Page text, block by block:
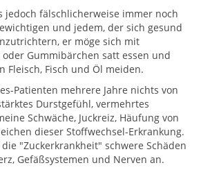
jedoch fälschlicherweise immer noch
und jedem, der sich gesund
er möge sich mit
oder Gummibärchen satt essen und
Fleisch, Fisch und Öl meiden.
Patienten mehrere Jahre nichts von
Durstgefühl, vermehrtes
Schwäche, Juckreiz, Häufung von
dieser Stoffwechsel-Erkrankung.
"Zuckerkrankheit" schwere Schäden
Gefäßsystemen und Nerven an.